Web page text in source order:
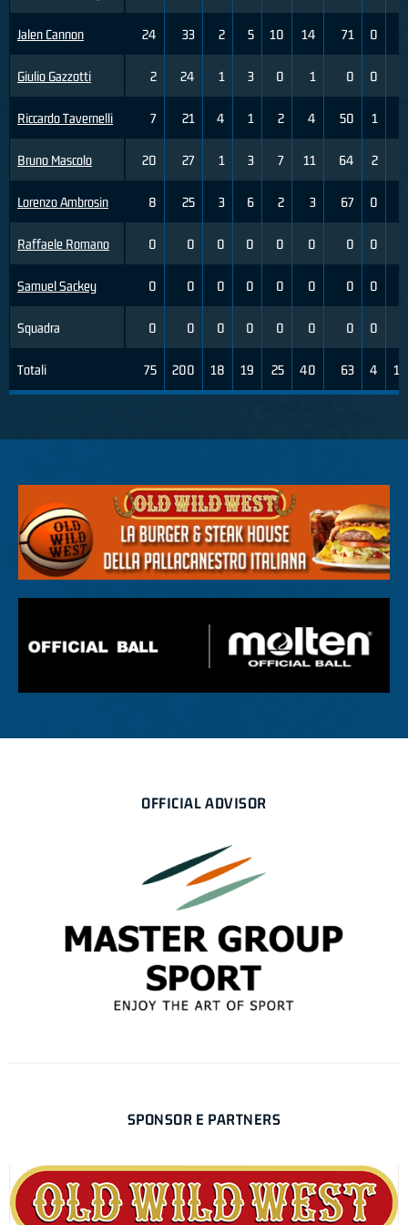
Jalen Cannon
Giulio Gazzotti
Riccardo Tavernelli
Bruno Mascolo
Lorenzo Ambrosin
Raffaele Romano
Samuel Sackey
Squadra
Totali
24 33 2 5 10 14 71 0
2 24 1 3 0 1 0 0
7 21 4 1 2 4 50 1
20 27 1 3 7 11 64 2
8 25 3 6 2 3 67 0
0 0 0 0 0 0 0 0
0 0 0 0 0 0 0 0
0 0 0 0 0 0 0 0
75 200 18 19 25 40 63 4 19
OFFICIAL ADVISOR
SPONSOR E PARTNERS